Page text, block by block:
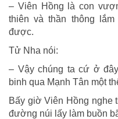
– Viên Hồng là con
thiên và thần thông
được.
Tử Nha nói:
– Vậy chúng ta cứ ở
binh qua Mạnh Tân một
Bấy giờ Viên Hồng nghe
đường núi lấy làm buồn